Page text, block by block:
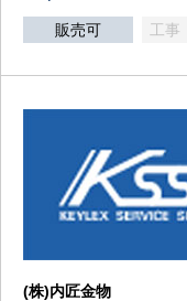
販売可 工事
(株)内匠金物